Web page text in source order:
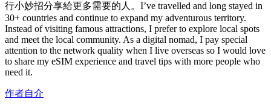
行小妙招分享給更多需要的人。I’ve travelled and long stayed in
30+ countries and continue to expand my adventurous territory.
Instead of visiting famous attractions, I prefer to explore local spots
and meet the local community. As a digital nomad, I pay special
attention to the network quality when I live overseas so I would love
to share my eSIM experience and travel tips with more people who
need it.
作者自介